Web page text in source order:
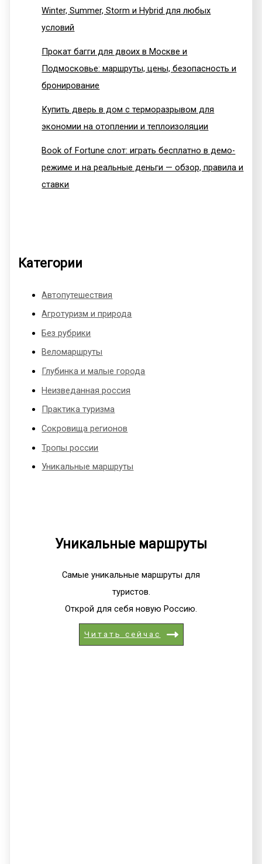
Winter, Summer, Storm и Hybrid для любых
условий
Прокат багги для двоих в Москве и
Подмосковье: маршруты, цены, безопасность и
бронирование
Купить дверь в дом с терморазрывом для
экономии на отоплении и теплоизоляции
Book of Fortune слот: играть бесплатно в демо-
режиме и на реальные деньги — обзор, правила и
ставки
Категории
Автопутешествия
Агротуризм и природа
Без рубрики
Веломаршруты
Глубинка и малые города
Неизведанная россия
Практика туризма
Сокровища регионов
Тропы россии
Уникальные маршруты
Уникальные маршруты
Самые уникальные маршруты для
туристов.
Открой для себя новую Россию.
Читать сейчас